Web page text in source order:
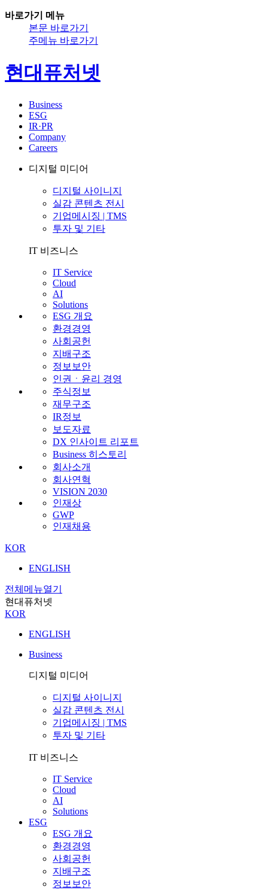
바로가기 메뉴
본문 바로가기
주메뉴 바로가기
현대퓨처넷
Business
ESG
IR·PR
Company
Careers
디지털 미디어
디지털 사이니지
실감 콘텐츠 전시
기업메시징 | TMS
투자 및 기타
IT 비즈니스
IT Service
Cloud
AI
Solutions
ESG 개요
환경경영
사회공헌
지배구조
정보보안
인권ㆍ윤리 경영
주식정보
재무구조
IR정보
보도자료
DX 인사이트 리포트
Business 히스토리
회사소개
회사연혁
VISION 2030
인재상
GWP
인재채용
KOR
ENGLISH
전체메뉴열기
현대퓨처넷
KOR
ENGLISH
Business
디지털 미디어
디지털 사이니지
실감 콘텐츠 전시
기업메시징 | TMS
투자 및 기타
IT 비즈니스
IT Service
Cloud
AI
Solutions
ESG
ESG 개요
환경경영
사회공헌
지배구조
정보보안